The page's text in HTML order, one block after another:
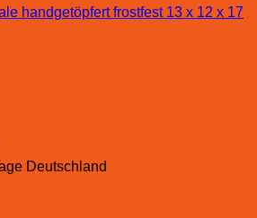
handgetöpfert frostfest 13 x 12 x 17
Deutschland